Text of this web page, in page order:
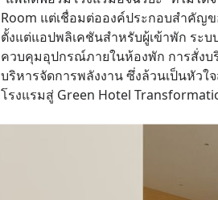
Room แต่เชื่อมต่อองค์ประกอบสำคัญ
ตั้งแต่แอปพลิเคชันสำหรับผู้เข้าพัก ระ
ควบคุมอุปกรณ์ภายในห้องพัก การสั่งบ
บริหารจัดการพลังงาน ซึ่งล้วนเป็นหัว
โรงแรมสู่ Green Hotel